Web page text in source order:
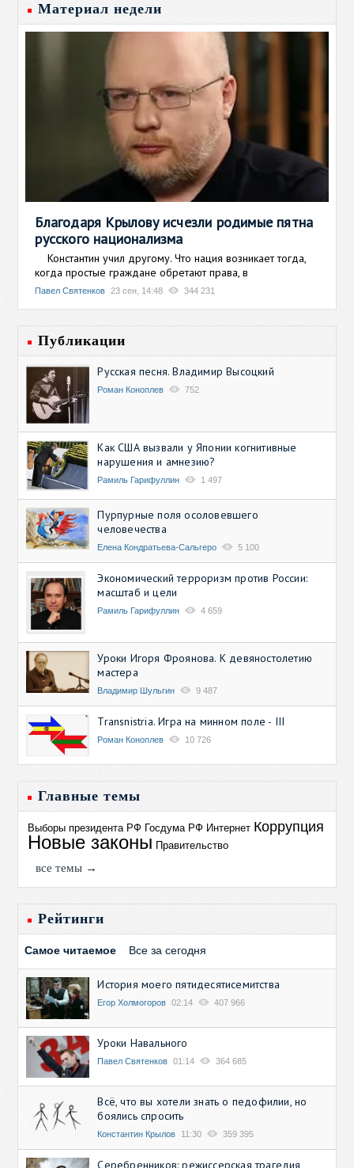
Материал недели
Благодаря Крылову исчезли родимые пятна
русского национализма
Константин учил другому. Что нация возникает тогда,
когда простые граждане обретают права, в
Павел Святенков 23 сен, 14:48 344 231
Публикации
Русская песня. Владимир Высоцкий
Роман Коноплев 752
Как США вызвали у Японии когнитивные
нарушения и амнезию?
Рамиль Гарифуллин 1 497
Пурпурные поля осоловевшего
человечества
Елена Кондратьева-Сальгеро 5 100
Экономический терроризм против России:
масштаб и цели
Рамиль Гарифуллин 4 659
Уроки Игоря Фроянова. К девяностолетию
мастера
Владимир Шульгин 9 487
Transnistria. Игра на минном поле - III
Роман Коноплев 10 726
Главные темы
Выборы президента РФ Госдума РФ Интернет Коррупция
Новые законы Правительство
все темы →
Рейтинги
Самое читаемое Все за сегодня
История моего пятидесятисемитства
Егор Холмогоров 02:14 407 966
Уроки Навального
Павел Святенков 01:14 364 685
Всё, что вы хотели знать о педофилии, но
боялись спросить
Константин Крылов 11:30 359 395
Серебренников: режиссерская трагедия